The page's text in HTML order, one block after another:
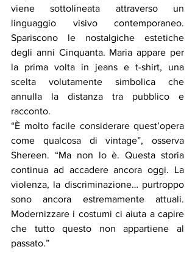
viene sottolineata attraverso un
linguaggio visivo contemporaneo.
Spariscono le nostalgiche estetiche
degli anni Cinquanta. Maria appare per
la prima volta in jeans e t-shirt, una
scelta volutamente simbolica che
annulla la distanza tra pubblico e
racconto.
“È molto facile considerare quest’opera
come qualcosa di vintage”, osserva
Shereen. “Ma non lo è. Questa storia
continua ad accadere ancora oggi. La
violenza, la discriminazione… purtroppo
sono ancora estremamente attuali.
Modernizzare i costumi ci aiuta a capire
che tutto questo non appartiene al
passato.”